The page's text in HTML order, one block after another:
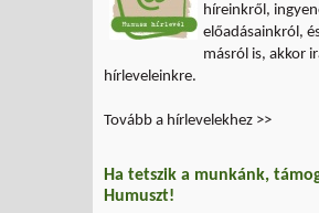
híreinkről,
előadásainkról,
másról is, akkor
hírleveleinkre.
Tovább a hírlevelekhez >>
Ha tetszik a munkánk,
Humuszt!